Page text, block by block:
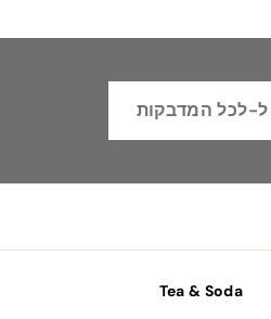
לכל המדבקות
Tea & Soda